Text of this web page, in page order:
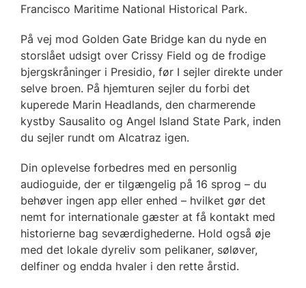
Francisco Maritime National Historical Park.
På vej mod Golden Gate Bridge kan du nyde en
storslået udsigt over Crissy Field og de frodige
bjergskråninger i Presidio, før I sejler direkte under
selve broen. På hjemturen sejler du forbi det
kuperede Marin Headlands, den charmerende
kystby Sausalito og Angel Island State Park, inden
du sejler rundt om Alcatraz igen.
Din oplevelse forbedres med en personlig
audioguide, der er tilgængelig på 16 sprog – du
behøver ingen app eller enhed – hvilket gør det
nemt for internationale gæster at få kontakt med
historierne bag seværdighederne. Hold også øje
med det lokale dyreliv som pelikaner, søløver,
delfiner og endda hvaler i den rette årstid.